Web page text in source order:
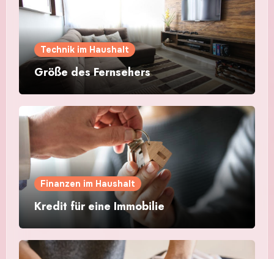
Technik im Haushalt
Größe des Fernsehers
Finanzen im Haushalt
Kredit für eine Immobilie